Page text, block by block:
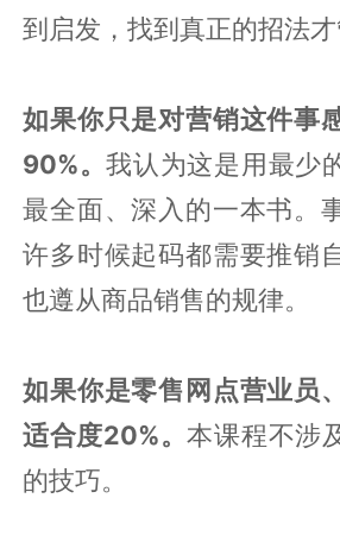
到启发，找到真正的招法才
如果你只是对营销这件事
90%。我认为这是用最少
最全面、深入的一本书。
许多时候起码都需要推销
也遵从商品销售的规律。
如果你是零售网点营业员
适合度20%。本课程不涉
的技巧。